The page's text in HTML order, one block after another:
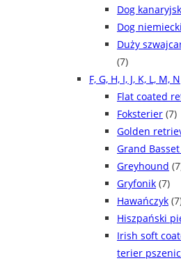
Dog
Dog niemiecki
Duży
(7)
F, G, H, I, J, K, L, M, N
Flat coated
Foksterier (7)
Golden
Grand
Greyhound
Gryfonik (7)
Hawańczyk
Hiszpański
Irish soft
terier